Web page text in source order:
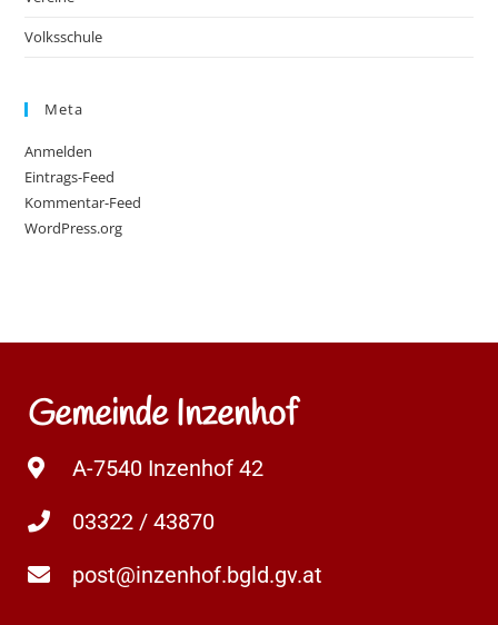
Volksschule
Meta
Anmelden
Eintrags-Feed
Kommentar-Feed
WordPress.org
Gemeinde Inzenhof
A-7540 Inzenhof 42
03322 / 43870
post@inzenhof.bgld.gv.at